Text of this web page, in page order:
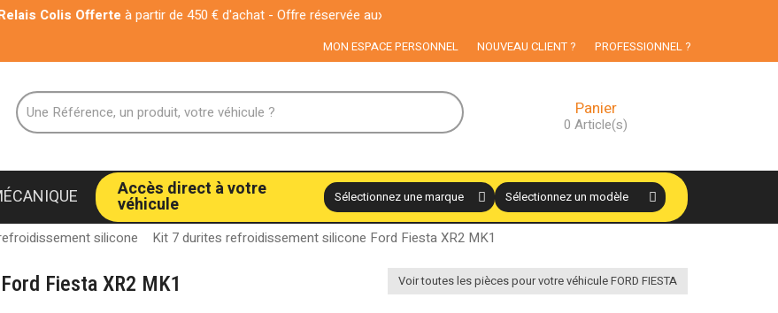
à partir de 450 € d'achat - Offre réservée aux particuliers
MON ESPACE PERSONNEL NOUVEAU CLIENT ? PROFESSIONNEL ?
Panier
0 Article(s)
Accès direct à votre
véhicule
silicone Kit 7 durites refroidissement silicone Ford Fiesta XR2 MK1
Fiesta XR2 MK1 Voir toutes les pièces pour votre véhicule FORD FIESTA